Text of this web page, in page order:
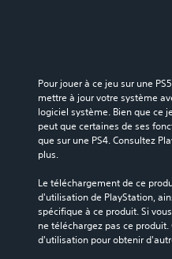
Pour jouer à ce jeu sur une
mettre à jour votre système
logiciel système. Bien que ce
peut que certaines de ses
que sur une PS4. Consultez
plus.
Le téléchargement de ce
d'utilisation de PlayStation,
spécifique à ce produit. Si
ne téléchargez pas ce
d'utilisation pour obtenir